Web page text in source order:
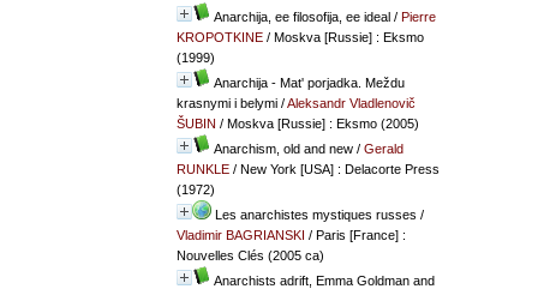
Anarchija, ee filosofija, ee ideal/ Pierre
KROPOTKINE/ Moskva [Russie] : Eksmo
(1999)
Anarchija - Mat' porjadka. Meždu
krasnymi i belymi/Aleksandr Vladlenovič
ŠUBIN / Moskva [Russie] : Eksmo (2005)
Anarchism, old and new/ Gerald
RUNKLE/ New York [USA] : Delacorte Press
(1972)
Les anarchistes mystiques russes /
Vladimir BAGRIANSKI / Paris [France] :
Nouvelles Clés (2005 ca)
Anarchists adrift, Emma Goldman and